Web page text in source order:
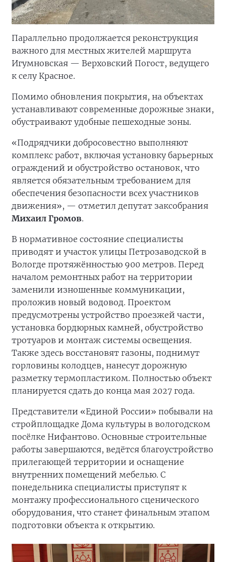
Параллельно продолжается реконструкция
важного для местных жителей маршрута
Игумновская — Верховский Погост, ведущего
к селу Красное.
Помимо обновления покрытия, на объектах
устанавливают современные дорожные знаки,
обустраивают удобные пешеходные зоны.
«Подрядчики добросовестно выполняют
комплекс работ, включая установку барьерных
ограждений и обустройство остановок, что
является обязательным требованием для
обеспечения безопасности всех участников
движения», — отметил депутат заксобрания
Михаил Громов.
В нормативное состояние специалисты
приводят и участок улицы Петрозаводской в
Вологде протяжённостью 900 метров. Перед
началом ремонтных работ на территории
заменили изношенные коммуникации,
проложив новый водовод. Проектом
предусмотрены устройство проезжей части,
установка бордюрных камней, обустройство
тротуаров и монтаж системы освещения.
Также здесь восстановят газоны, поднимут
горловины колодцев, нанесут дорожную
разметку термопластиком. Полностью объект
планируется сдать до конца мая 2027 года.
Представители «Единой России» побывали на
стройплощадке Дома культуры в вологодском
посёлке Нифантово. Основные строительные
работы завершаются, ведётся благоустройство
прилегающей территории и оснащение
внутренних помещений мебелью. С
понедельника специалисты приступят к
монтажу профессионального сценического
оборудования, что станет финальным этапом
подготовки объекта к открытию.